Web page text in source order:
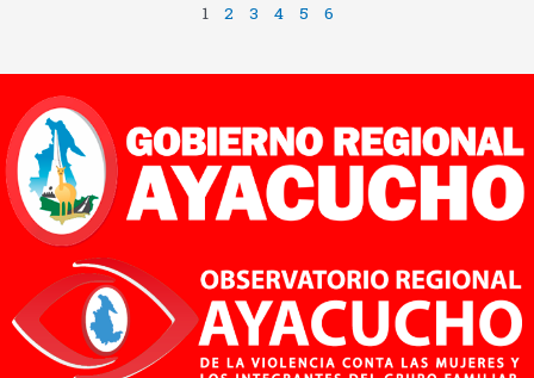
1 2 3 4 5 6